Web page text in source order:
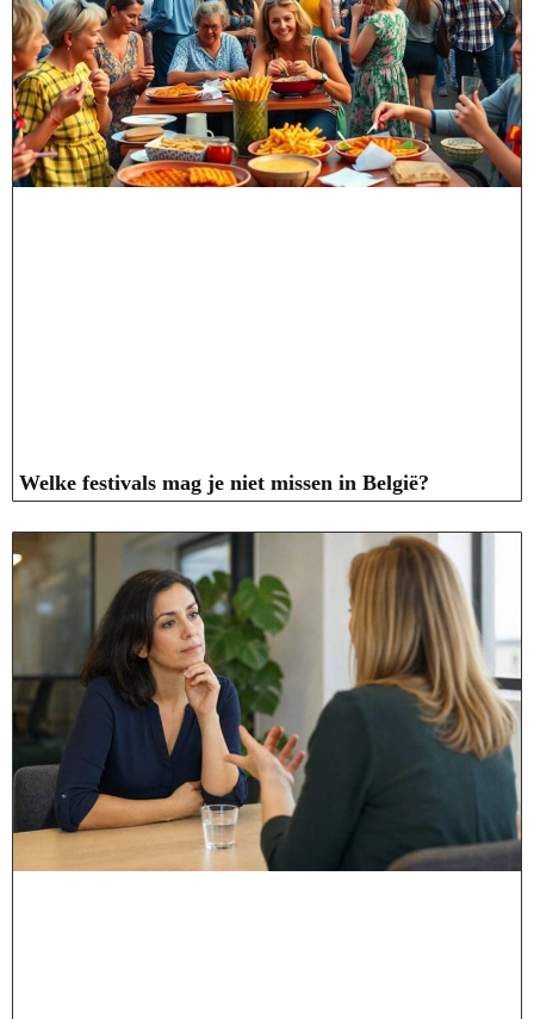
Welke festivals mag je niet missen in België?